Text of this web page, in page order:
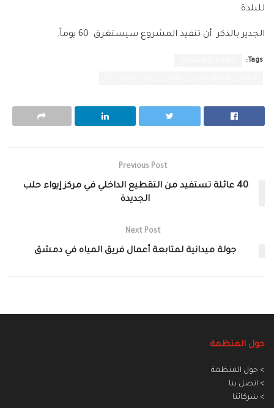
للبلدة.
الجدير بالذكر أن تنفيذ المشروع سيستغرق 60 يوماً.
Tags:
Previous Post
40 عائلة تستفيد من التقطيع الداخلي في مركز إيواء حلب
الجديدة
Next Post
جولة ميدانية لمتابعة أعمال فريق المياه في دمشق
حول المنظمة
> حول المنظمة
> اتصل بنا
> شركائنا